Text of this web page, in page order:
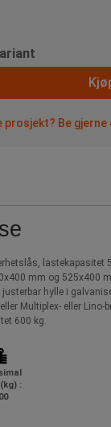
prosjekt? Be gjerne
lastekapasitet
mm og 525x400
justerbar hylle i
Multiplex- eller Lino-
600 kg.
: